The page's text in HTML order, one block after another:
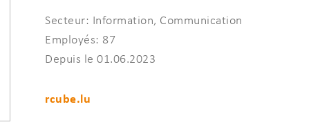
Secteur: Information, Communication
Employés: 87
Depuis le 01.06.2023
rcube.lu